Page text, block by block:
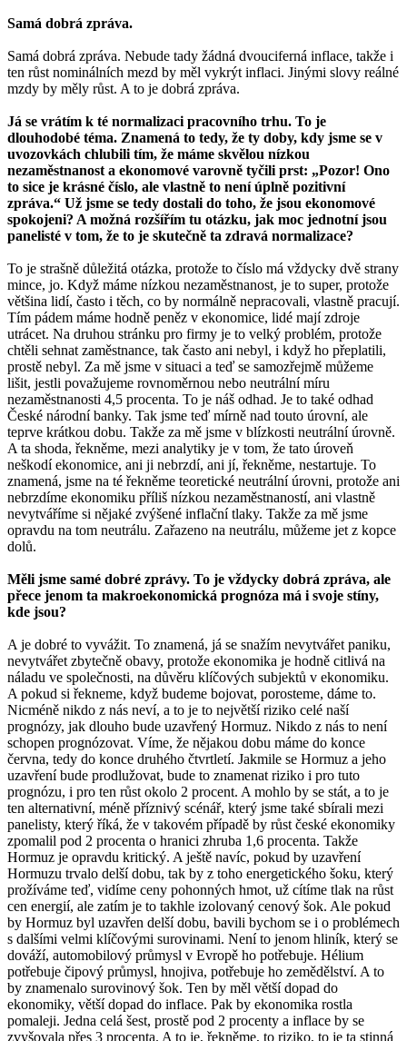
Samá dobrá zpráva.
Samá dobrá zpráva. Nebude tady žádná dvouciferná inflace, takže i
ten růst nominálních mezd by měl vykrýt inflaci. Jinými slovy reálné
mzdy by měly růst. A to je dobrá zpráva.
Já se vrátím k té normalizaci pracovního trhu. To je
dlouhodobé téma. Znamená to tedy, že ty doby, kdy jsme se v
uvozovkách chlubili tím, že máme skvělou nízkou
nezaměstnanost a ekonomové varovně tyčili prst: „Pozor! Ono
to sice je krásné číslo, ale vlastně to není úplně pozitivní
zpráva.“ Už jsme se tedy dostali do toho, že jsou ekonomové
spokojeni? A možná rozšířím tu otázku, jak moc jednotní jsou
panelisté v tom, že to je skutečně ta zdravá normalizace?
To je strašně důležitá otázka, protože to číslo má vždycky dvě strany
mince, jo. Když máme nízkou nezaměstnanost, je to super, protože
většina lidí, často i těch, co by normálně nepracovali, vlastně pracují.
Tím pádem máme hodně peněz v ekonomice, lidé mají zdroje
utrácet. Na druhou stránku pro firmy je to velký problém, protože
chtěli sehnat zaměstnance, tak často ani nebyl, i když ho přeplatili,
prostě nebyl. Za mě jsme v situaci a teď se samozřejmě můžeme
lišit, jestli považujeme rovnoměrnou nebo neutrální míru
nezaměstnanosti 4,5 procenta. To je náš odhad. Je to také odhad
České národní banky. Tak jsme teď mírně nad touto úrovní, ale
teprve krátkou dobu. Takže za mě jsme v blízkosti neutrální úrovně.
A ta shoda, řekněme, mezi analytiky je v tom, že tato úroveň
neškodí ekonomice, ani ji nebrzdí, ani jí, řekněme, nestartuje. To
znamená, jsme na té řekněme teoretické neutrální úrovni, protože ani
nebrzdíme ekonomiku příliš nízkou nezaměstnaností, ani vlastně
nevytváříme si nějaké zvýšené inflační tlaky. Takže za mě jsme
opravdu na tom neutrálu. Zařazeno na neutrálu, můžeme jet z kopce
dolů.
Měli jsme samé dobré zprávy. To je vždycky dobrá zpráva, ale
přece jenom ta makroekonomická prognóza má i svoje stíny,
kde jsou?
A je dobré to vyvážit. To znamená, já se snažím nevytvářet paniku,
nevytvářet zbytečně obavy, protože ekonomika je hodně citlivá na
náladu ve společnosti, na důvěru klíčových subjektů v ekonomiku.
A pokud si řekneme, když budeme bojovat, porosteme, dáme to.
Nicméně nikdo z nás neví, a to je to největší riziko celé naší
prognózy, jak dlouho bude uzavřený Hormuz. Nikdo z nás to není
schopen prognózovat. Víme, že nějakou dobu máme do konce
června, tedy do konce druhého čtvrtletí. Jakmile se Hormuz a jeho
uzavření bude prodlužovat, bude to znamenat riziko i pro tuto
prognózu, i pro ten růst okolo 2 procent. A mohlo by se stát, a to je
ten alternativní, méně příznivý scénář, který jsme také sbírali mezi
panelisty, který říká, že v takovém případě by růst české ekonomiky
zpomalil pod 2 procenta o hranici zhruba 1,6 procenta. Takže
Hormuz je opravdu kritický. A ještě navíc, pokud by uzavření
Hormuzu trvalo delší dobu, tak by z toho energetického šoku, který
prožíváme teď, vidíme ceny pohonných hmot, už cítíme tlak na růst
cen energií, ale zatím je to takhle izolovaný cenový šok. Ale pokud
by Hormuz byl uzavřen delší dobu, bavili bychom se i o problémech
s dalšími velmi klíčovými surovinami. Není to jenom hliník, který se
dováží, automobilový průmysl v Evropě ho potřebuje. Hélium
potřebuje čipový průmysl, hnojiva, potřebuje ho zemědělství. A to
by znamenalo surovinový šok. Ten by měl větší dopad do
ekonomiky, větší dopad do inflace. Pak by ekonomika rostla
pomaleji. Jedna celá šest, prostě pod 2 procenty a inflace by se
zvyšovala přes 3 procenta. A to je, řekněme, to riziko, to je ta stinná